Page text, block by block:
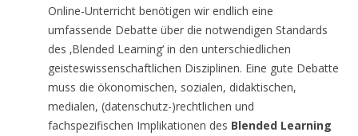
Online-Unterricht benötigen wir endlich eine
umfassende Debatte über die notwendigen Standards
des ‚Blended Learning‘ in den unterschiedlichen
geisteswissenschaftlichen Disziplinen. Eine gute Debatte
muss die ökonomischen, sozialen, didaktischen,
medialen, (datenschutz-)rechtlichen und
fachspezifischen Implikationen des Blended Learning